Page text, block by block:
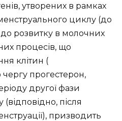
утворених в рамках
циклу (до
розвитку в молочних
процесів, що
клітин (
прогестерон,
другої фази
після
призводить